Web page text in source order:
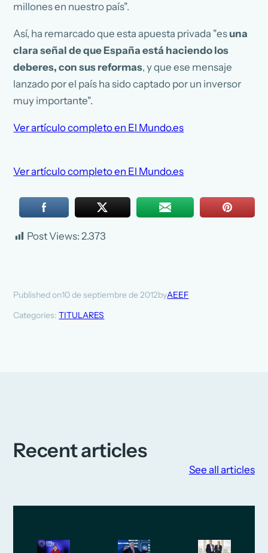
millones en nuestro país".
Así, ha remarcado que esta apuesta privada "es una
clara señal de que España está haciendo los
deberes, con sus reformas, y que ese mensaje
lanzado por el país ha sido captado por un inversor
muy importante".
Ver artículo completo en El Mundo.es
Ver artículo completo en El Mundo.es
Post Views: 2.373
Published on10 de septiembre de 2012byAEEF
Categories:TITULARES
Recent articles
See all articles